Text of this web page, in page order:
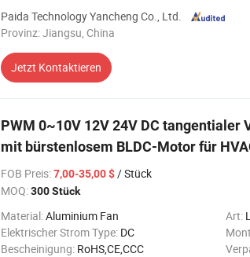
Paida Technology Yancheng Co., Ltd.
Provinz: Jiangsu, China
Jetzt Kontaktieren
PWM 0~10V 12V 24V DC
mit bürstenlosem BLDC-Motor für
FOB Preis:7,00-35,00 $/ Stück
MOQ:300 Stück
Material:Aluminium Fan Art:
Elektrischer Strom Type: DC
Bescheinigung: RoHS,CE,CCC